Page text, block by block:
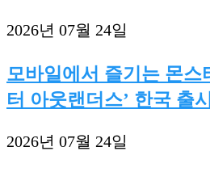
2026년 07월 24일
모바일에서 즐기는 몬스
터 아웃랜더스’ 한국 출
2026년 07월 24일